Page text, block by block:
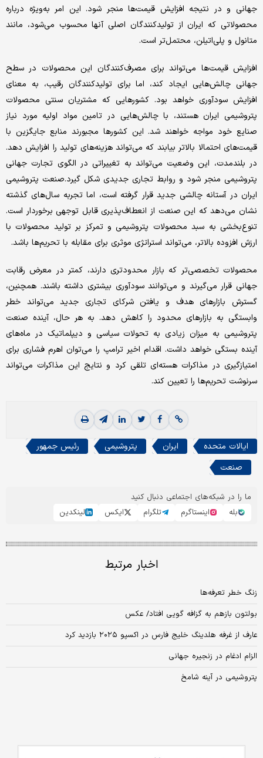
جهانی و در نتیجه افزایش قیمت‌‌ها منجر شود. این امر به‌‌ویژه درباره
محصولاتی که ایران از تولیدکنندگان اصلی آنها محسوب می‌شود، مانند
متانول و پلی‌‌اتیلن، محتمل‌‌تر است.
افزایش قیمت‌‌ها می‌تواند برای مصرف‌‌کنندگان این محصولات در سطح
جهانی چالش‌‌هایی ایجاد کند، اما برای تولیدکنندگان رقیب، به معنای
افزایش سودآوری خواهد بود. کشورهایی که مشتریان سنتی محصولات
پتروشیمی ایران هستند، با چالش‌‌هایی در تامین مواد اولیه مورد نیاز
صنایع خود مواجه خواهند شد. این کشورها مجبورند منابع جایگزین با
قیمت‌‌های احتمالا بالاتر بیابند که می‌تواند هزینه‌های تولید را افزایش دهد.
در بلندمدت، این وضعیت می‌تواند به تغییراتی در الگوی تجارت جهانی
پتروشیمی منجر شود و روابط تجاری جدیدی شکل گیرد.صنعت پتروشیمی
ایران در آستانه چالشی جدید قرار گرفته است، اما تجربه سال‌های گذشته
نشان می‌دهد که این صنعت از انعطاف‌‌پذیری قابل توجهی برخوردار است.
تنوع‌‌بخشی به سبد محصولات پتروشیمی و تمرکز بر تولید محصولات با
ارزش افزوده بالاتر، می‌تواند استراتژی موثری برای مقابله با تحریم‌ها باشد.
محصولات تخصصی‌‌تر که بازار محدودتری دارند، کمتر در معرض رقابت
جهانی قرار می‌گیرند و می‌توانند سودآوری بیشتری داشته باشند. همچنین،
گسترش بازارهای هدف و یافتن شرکای تجاری جدید می‌تواند خطر
وابستگی به بازارهای محدود را کاهش دهد. به هر حال، آینده صنعت
پتروشیمی به میزان زیادی به تحولات سیاسی و دیپلماتیک در ماه‌های
آینده بستگی خواهد داشت. اقدام اخیر ترامپ را می‌توان اهرم فشاری برای
امتیازگیری در مذاکرات هسته‌‌ای تلقی کرد و نتایج این مذاکرات می‌تواند
سرنوشت تحریم‌ها را تعیین کند.
ایالات متحده ایران پتروشیمی
رئیس جمهور
صنعت
ما را در شبکه‌های اجتماعی دنبال کنید
بله
اینستاگرم تلگرام ایکس لینکدین
اخبار مرتبط
زنگ خطر تعرفه‏‏‌ها
بولتون بازهم به گزافه گویی افتاد/ عکس
عارف از غرفه هلدینگ خلیج فارس در اکسپو ۲۰۲۵ بازدید کرد
الزام ادغام در زنجیره جهانی
پتروشیمی در آینه شامخ